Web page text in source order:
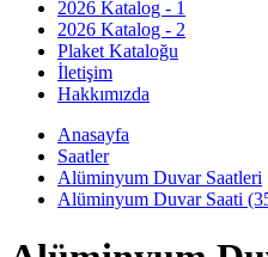
2026 Katalog - 1
2026 Katalog - 2
Plaket Kataloğu
İletişim
Hakkımızda
Anasayfa
Saatler
Alüminyum Duvar Saatleri
Alüminyum Duvar Saati